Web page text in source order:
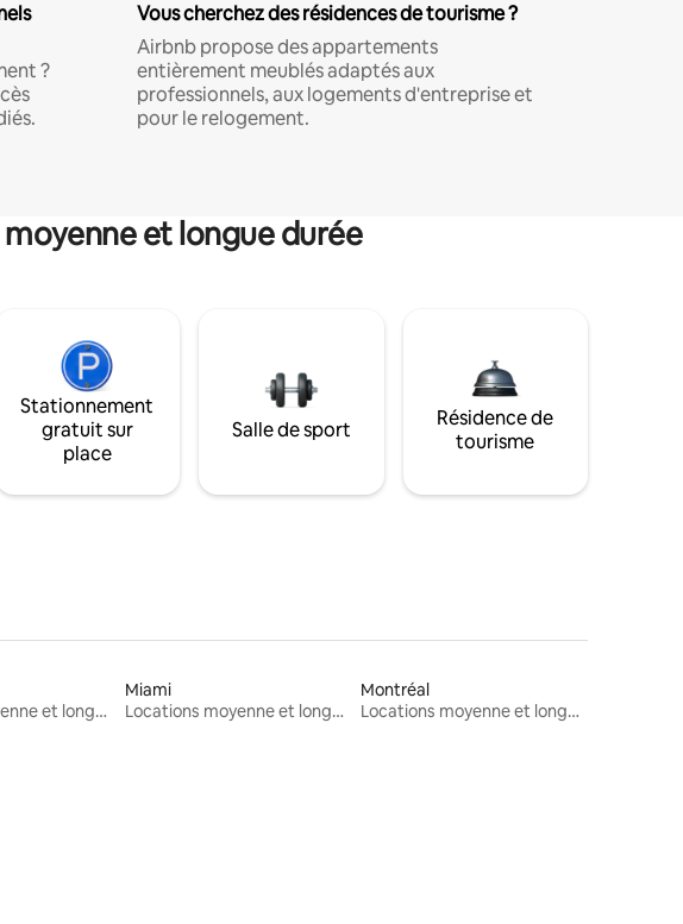
?
Vous cherchez des résidences de tourisme ?
Airbnb propose des appartements
entièrement meublés adaptés aux
professionnels, aux logements d'entreprise et
pour le relogement.
et longue durée
Stationnement
gratuit sur
place
Salle de sport
Résidence de
tourisme
Locations moyenne et longue durée
Miami
Locations moyenne et longue durée
Montréal
Locations moyenne et longue durée